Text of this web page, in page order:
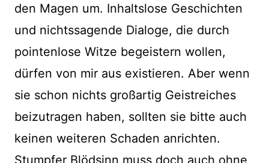
den Magen um. Inhaltslose Geschichten
und nichtssagende Dialoge, die durch
pointenlose Witze begeistern wollen,
dürfen von mir aus existieren. Aber wenn
sie schon nichts großartig Geistreiches
beizutragen haben, sollten sie bitte auch
keinen weiteren Schaden anrichten.
Stumpfer Blödsinn muss doch auch ohne